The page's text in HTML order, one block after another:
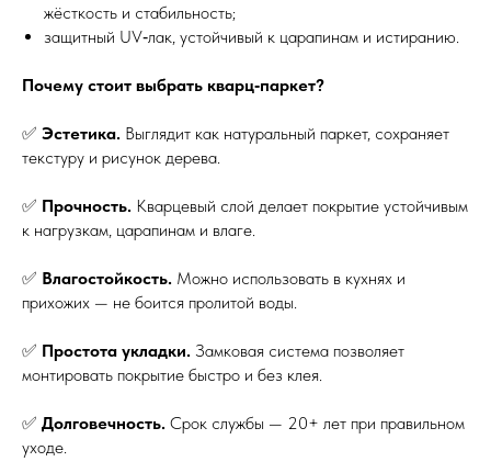
жёсткость и стабильность;
защитный UV‑лак, устойчивый к царапинам и истиранию.
Почему стоит выбрать кварц‑паркет?
✅ Эстетика. Выглядит как натуральный паркет, сохраняет
текстуру и рисунок дерева.
✅ Прочность. Кварцевый слой делает покрытие устойчивым
к нагрузкам, царапинам и влаге.
✅ Влагостойкость. Можно использовать в кухнях и
прихожих — не боится пролитой воды.
✅ Простота укладки. Замковая система позволяет
монтировать покрытие быстро и без клея.
✅ Долговечность. Срок службы — 20+ лет при правильном
уходе.